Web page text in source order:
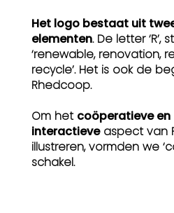
Het logo bestaat uit
elementen. De letter ‘R’,
‘renewable, renovation,
recycle’. Het is ook de
Rhedcoop.
Om het coöperatieve en
interactieveaspect van
illustreren, vormden we
schakel.